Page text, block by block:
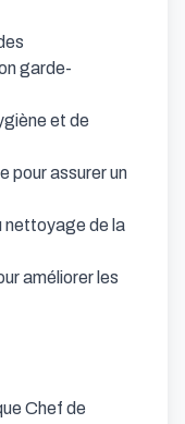
garde-
et de
pour assurer un
nettoyage de la
améliorer les
Chef de